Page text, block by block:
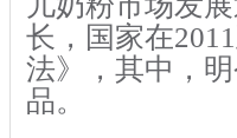
长，国家在
法》，其中，
品。